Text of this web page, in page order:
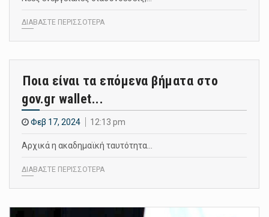
ΔΙΑΒΑΣΤΕ ΠΕΡΙΣΣΟΤΕΡΑ
Ποια είναι τα επόμενα βήματα στο
gov.gr wallet...
Φεβ 17, 2024 12:13 pm
Αρχικά η ακαδημαϊκή ταυτότητα…
ΔΙΑΒΑΣΤΕ ΠΕΡΙΣΣΟΤΕΡΑ